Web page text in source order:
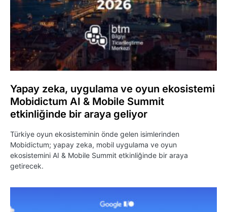
Yapay zeka, uygulama ve oyun ekosistemi
Mobidictum AI & Mobile Summit
etkinliğinde bir araya geliyor
Türkiye oyun ekosisteminin önde gelen isimlerinden
Mobidictum; yapay zeka, mobil uygulama ve oyun
ekosistemini AI & Mobile Summit etkinliğinde bir araya
getirecek.